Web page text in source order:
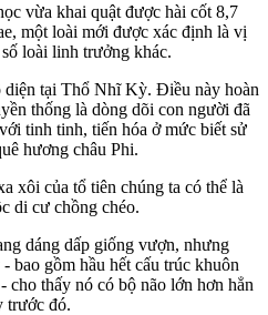
vừa khai quật được hài cốt 8,7
một loài mới được xác định là vị
loài linh trưởng khác.
diện tại Thổ Nhĩ Kỳ. Điều này hoàn
thống là dòng dõi con người đã
tinh tinh, tiến hóa ở mức biết sử
hương châu Phi.
xôi của tổ tiên chúng ta có thể là
di cư chồng chéo.
dáng dấp giống vượn, nhưng
bao gồm hầu hết cấu trúc khuôn
cho thấy nó có bộ não lớn hơn hẳn
trước đó.